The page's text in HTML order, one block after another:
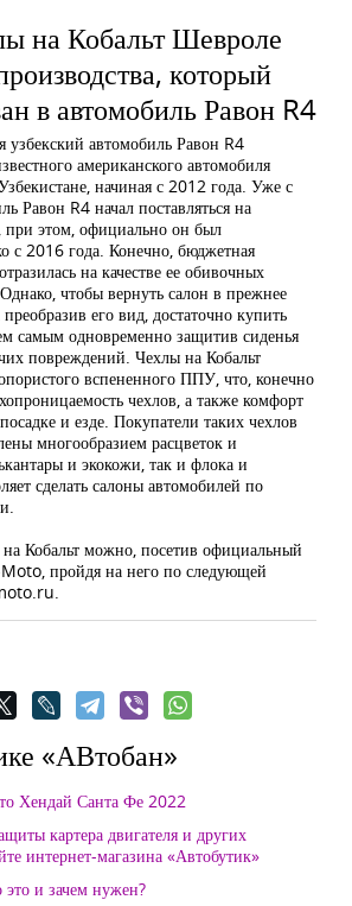
на Кобальт Шевроле
который
в автомобиль Равон R4
узбекский автомобиль Равон R4
американского автомобиля
начиная с 2012 года. Уже с
Равон R4 начал поставляться на
при этом, официально он был
с 2016 года. Конечно, бюджетная
на качестве ее обивочных
чтобы вернуть салон в прежнее
его вид, достаточно купить
самым одновременно защитив сиденья
повреждений. Чехлы на Кобальт
вспененного ППУ, что, конечно
чехлов, а также комфорт
и езде. Покупатели таких чехлов
многообразием расцветок и
и экокожи, так и флока и
сделать салоны автомобилей по
Кобальт можно, посетив официальный
пройдя на него по следующей
«АВтобан»
Хендай Санта Фе 2022
картера двигателя и других
интернет-магазина «Автобутик»
и зачем нужен?